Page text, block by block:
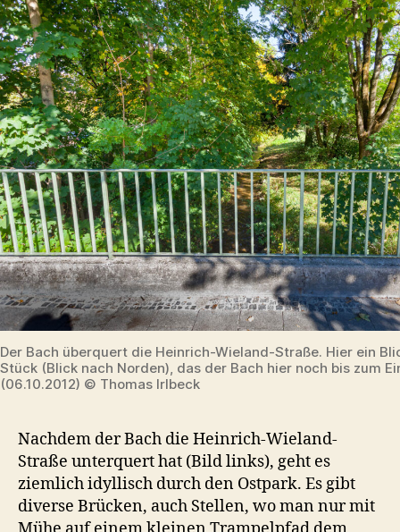
Der Bach überquert die Heinrich-Wieland-Straße. Hier ein
Stück (Blick nach Norden), das der Bach hier noch bis zum
(06.10.2012) © Thomas Irlbeck
Nachdem der Bach die Heinrich-Wieland-
Straße unterquert hat (Bild links), geht es
ziemlich idyllisch durch den Ostpark. Es gibt
diverse Brücken, auch Stellen, wo man nur mit